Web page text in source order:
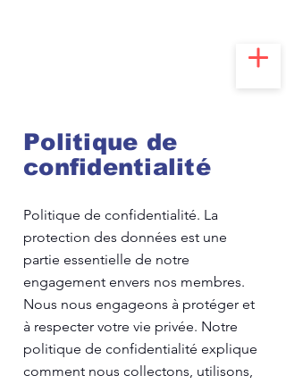
Politique de
confidentialité
Politique de confidentialité. La
protection des données est une
partie essentielle de notre
engagement envers nos membres.
Nous nous engageons à protéger et
à respecter votre vie privée. Notre
politique de confidentialité explique
comment nous collectons, utilisons,